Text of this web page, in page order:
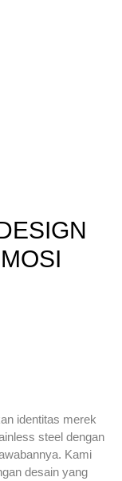
identitas merek
steel dengan
Kami
desain yang